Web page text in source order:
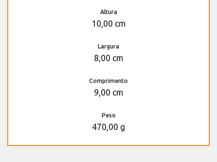
Altura
10,00 cm
Largura
8,00 cm
Comprimento
9,00 cm
Peso
470,00 g